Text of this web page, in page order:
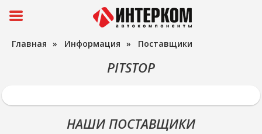
Главная » Информация » Поставщики
PITSTOP
НАШИ ПОСТАВЩИКИ